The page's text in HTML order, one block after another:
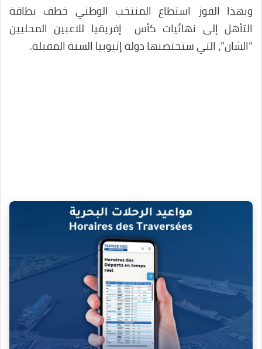
وبهذا الفوز استطاع المنتخب الوطني خطف بطاقة
التأهل إلى نهائيات كأس إفريقيا للاعبين المحليين
“الشان”، التي ستحتضنها دولة إثيوبيا السنة المقبلة.